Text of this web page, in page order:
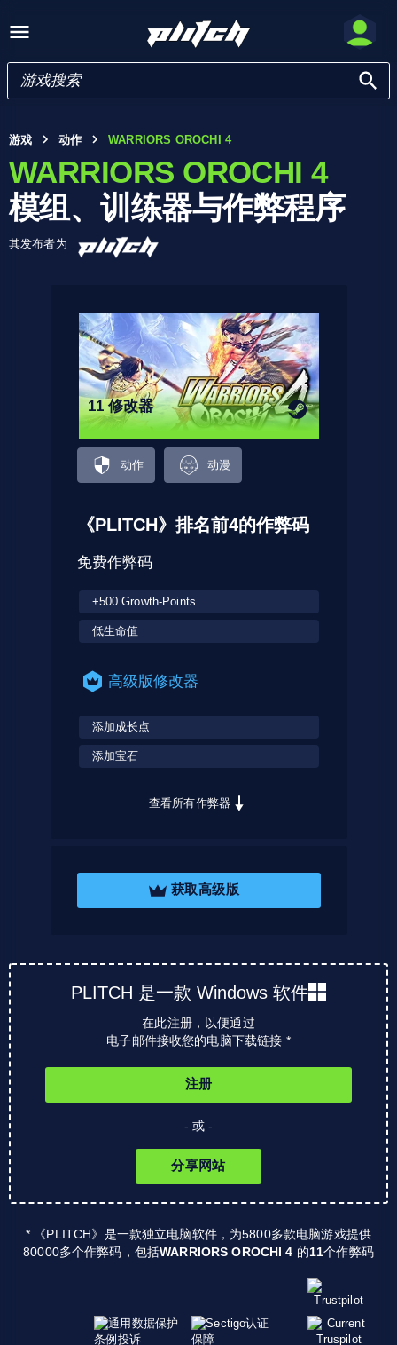
游戏 动作 WARRIORS OROCHI 4
WARRIORS OROCHI 4
模组、训练器与作弊程序
其发布者为
11 修改器
动作 动漫
《PLITCH》排名前4的作弊码
免费作弊码
+500 Growth-Points
低生命值
高级版修改器
添加成长点
添加宝石
查看所有作弊器
获取高级版
PLITCH 是一款 Windows 软件
在此注册，以便通过
电子邮件接收您的电脑下载链接 *
注册
- 或 -
分享网站
* 《PLITCH》是一款独立电脑软件，为5800多款电脑游戏提供
80000多个作弊码，包括WARRIORS OROCHI 4 的11个作弊码